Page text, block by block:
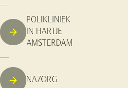
POLIKLINIEK
IN HARTJE
AMSTERDAM
NAZORG